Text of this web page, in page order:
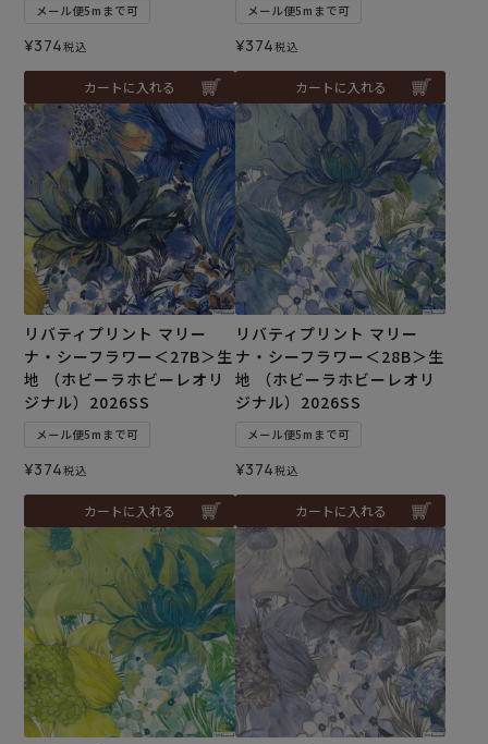
メール便5mまで可
¥374税込
カートに入れる
メール便5mまで可
¥374税込
カートに入れる
リバティプリント マリー
ナ・シーフラワー＜27B＞生
地 （ホビーラホビーレオリ
ジナル）2026SS
メール便5mまで可
¥374税込
カートに入れる
リバティプリント マリー
ナ・シーフラワー＜28B＞生
地 （ホビーラホビーレオリ
ジナル）2026SS
メール便5mまで可
¥374税込
カートに入れる